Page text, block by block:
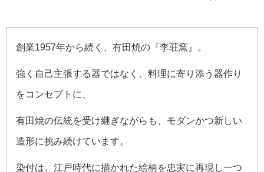
創業1957年から続く、有田焼の『李荘窯』。
強く自己主張する器ではなく、料理に寄り添う器作り
をコンセプトに、
有田焼の伝統を受け継ぎながらも、モダンかつ新しい
造形に挑み続けています。
染付は、江戸時代に描かれた絵柄を忠実に再現し一つ